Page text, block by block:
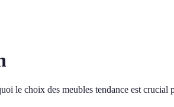
le choix des meubles tendance est